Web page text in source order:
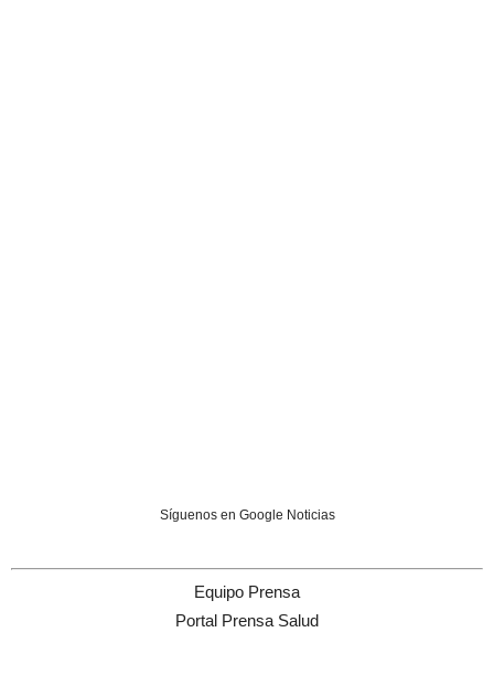
Síguenos en Google Noticias
Equipo Prensa
Portal Prensa Salud